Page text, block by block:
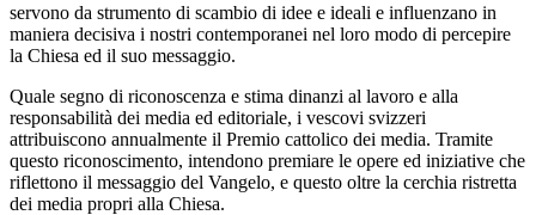
servono da strumento di scambio di idee e ideali e influenzano in
maniera decisiva i nostri contemporanei nel loro modo di percepire
la Chiesa ed il suo messaggio.
Quale segno di riconoscenza e stima dinanzi al lavoro e alla
responsabilità dei media ed editoriale, i vescovi svizzeri
attribuiscono annualmente il Premio cattolico dei media. Tramite
questo riconoscimento, intendono premiare le opere ed iniziative che
riflettono il messaggio del Vangelo, e questo oltre la cerchia ristretta
dei media propri alla Chiesa.